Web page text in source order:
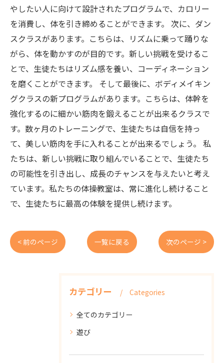
やしたい人に向けて設計されたプログラムで、カロリー
を消費し、体を引き締めることができます。 次に、ダン
スクラスがあります。こちらは、リズムに乗って踊りな
がら、体を動かすのが目的です。新しい挑戦を受けるこ
とで、生徒たちはリズム感を養い、コーディネーション
を磨くことができます。 そして最後に、ボディメイキン
グクラスの新プログラムがあります。こちらは、体幹を
強化するのに細かい筋肉を鍛えることが出来るクラスで
す。数ヶ月のトレーニングで、生徒たちは自信を持っ
て、美しい筋肉を手に入れることが出来るでしょう。 私
たちは、新しい挑戦に取り組んでいることで、生徒たち
の可能性を引き出し、成長のチャンスを与えたいと考え
ています。私たちの体操教室は、常に進化し続けること
で、生徒たちに最高の体験を提供し続けます。
< 前のページ 一覧に戻る 次のページ >
カテゴリー Categories
全てのカテゴリー
遊び